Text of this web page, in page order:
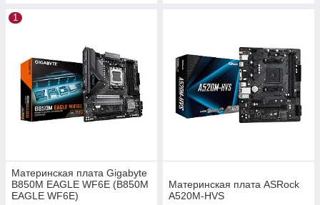
1
Материнская плата Gigabyte
B850M EAGLE WF6E (B850M
EAGLE WF6E)
Материнская плата ASRock
A520M-HVS